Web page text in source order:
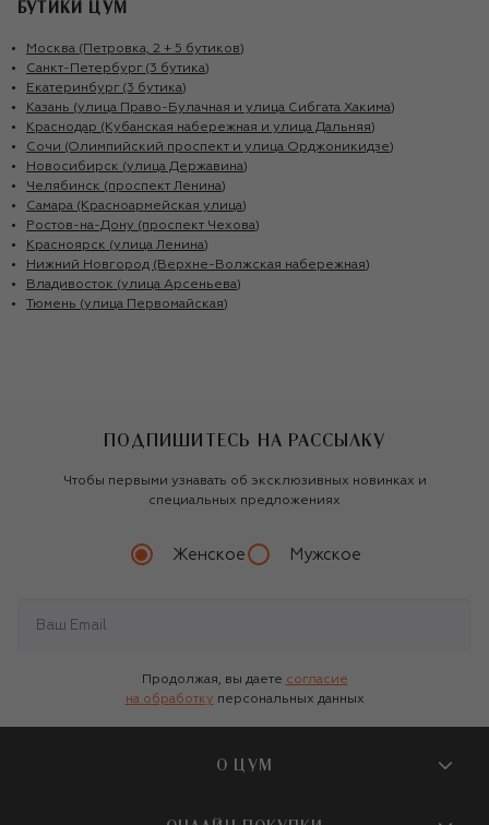
БУТИКИ ЦУМ
Москва (Петровка, 2 + 5 бутиков)
Санкт-Петербург (3 бутика)
Екатеринбург (3 бутика)
Казань (улица Право-Булачная и улица Сибгата Хакима)
Краснодар (Кубанская набережная и улица Дальняя)
Сочи (Олимпийский проспект и улица Орджоникидзе)
Новосибирск (улица Державина)
Челябинск (проспект Ленина)
Самара (Красноармейская улица)
Ростов-на-Дону (проспект Чехова)
Красноярск (улица Ленина)
Нижний Новгород (Верхне-Волжская набережная)
Владивосток (улица Арсеньева)
Тюмень (улица Первомайская)
ПОДПИШИТЕСЬ НА РАССЫЛКУ
Чтобы первыми узнавать об эксклюзивных новинках и
специальных предложениях
Женское Мужское
Продолжая, вы даете согласие
на обработку персональных данных
О ЦУМ
О магазине